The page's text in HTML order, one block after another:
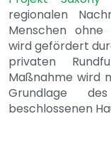
regionalen
Menschen
wird gefördert
privaten
Maßnahme wird
Grundlage
beschlossenen